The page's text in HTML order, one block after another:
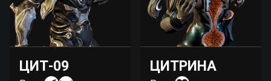
ЦИТ-09 ЦИТРИНА